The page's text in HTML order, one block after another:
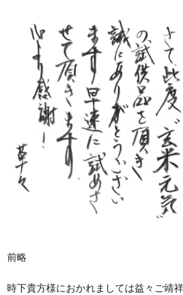
前略
時下貴方様におかれましては益々ご靖